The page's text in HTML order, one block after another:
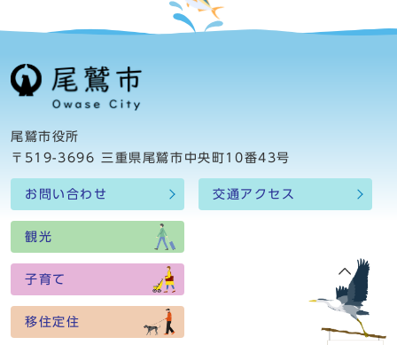
尾鷲市役所
〒519-3696 三重県尾鷲市中央町10番43号
お問い合わせ 交通アクセス
観光
子育て
移住定住